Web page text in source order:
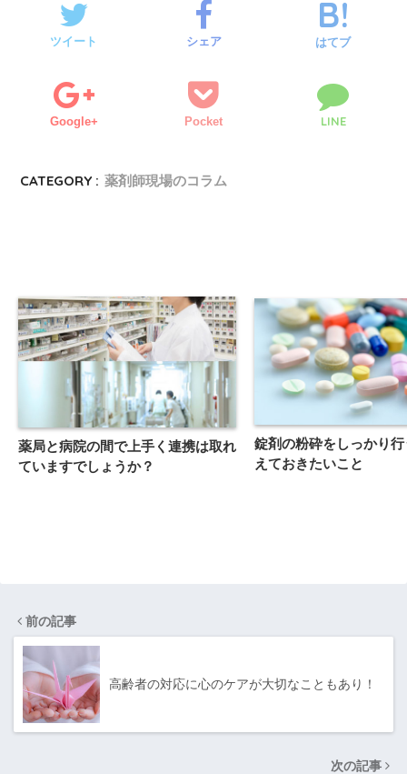
ツイート シェア はてブ
Google+ Pocket LINE
CATEGORY : 薬剤師現場のコラム
薬局と病院の間で上手く連携は取れ
ていますでしょうか？
錠剤の粉砕をしっかり
えておきたいこと
前の記事
高齢者の対応に心のケアが大切なこともあり！
次の記事